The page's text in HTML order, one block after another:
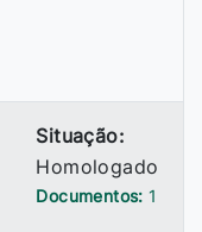
Situação:
Homologado
Documentos: 1